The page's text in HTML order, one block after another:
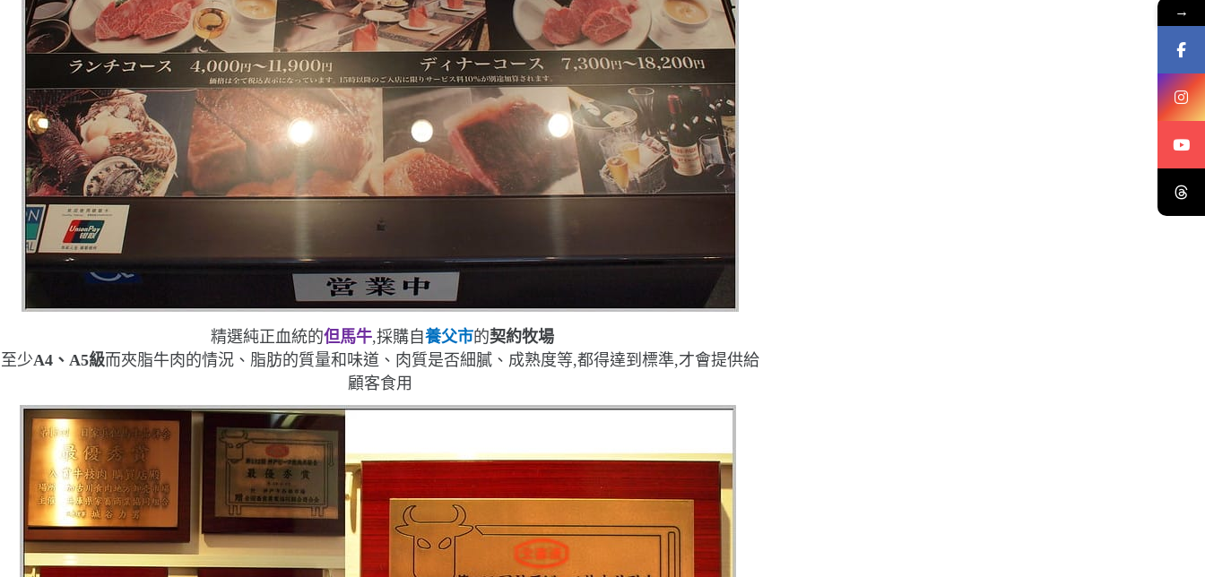
精選純正血統的但馬牛,採購自養父市的契約牧場
至少A4 、A5級而夾脂牛肉的情況、脂肪的質量和味道、肉質是否細膩、成熟度等,都得達到標準,才會提供給
顧客食用
→